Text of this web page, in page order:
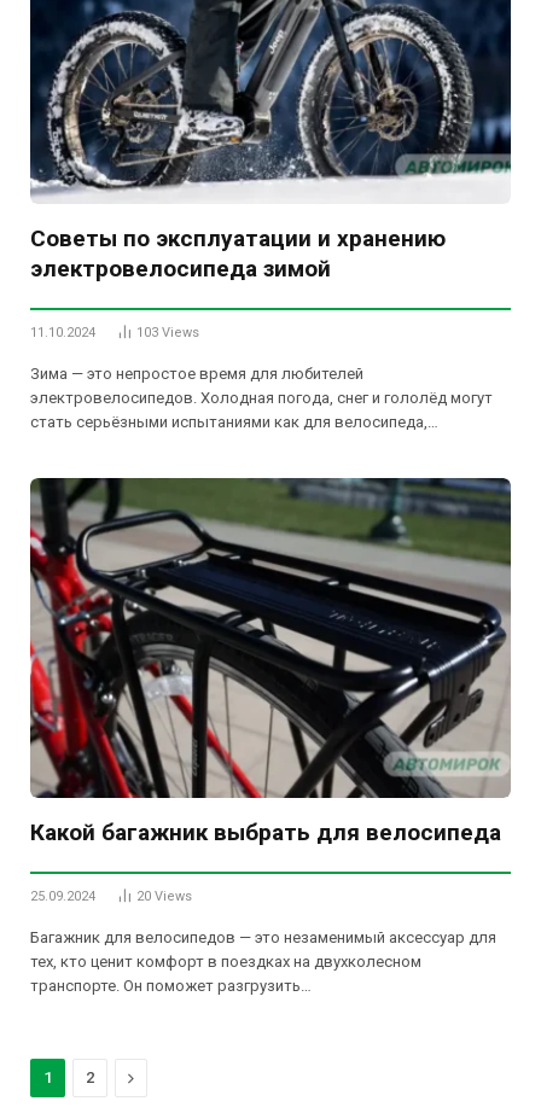
Советы по эксплуатации и хранению
электровелосипеда зимой
11.10.2024 103 Views
Зима — это непростое время для любителей
электровелосипедов. Холодная погода, снег и гололёд могут
стать серьёзными испытаниями как для велосипеда,…
Какой багажник выбрать для велосипеда
25.09.2024 20 Views
Багажник для велосипедов — это незаменимый аксессуар для
тех, кто ценит комфорт в поездках на двухколесном
транспорте. Он поможет разгрузить…
1 2 Next